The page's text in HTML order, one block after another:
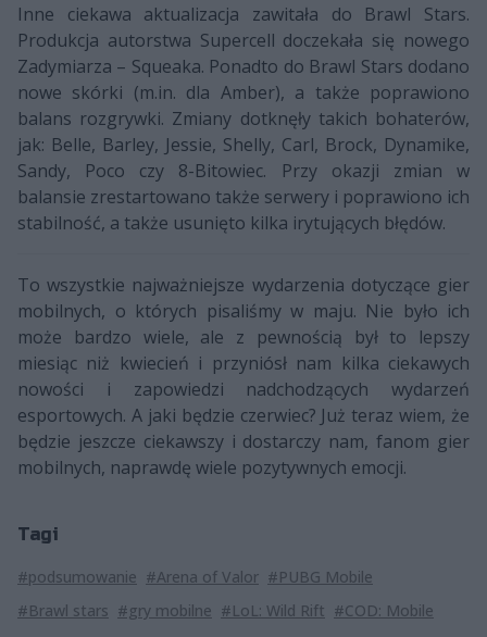
Inne ciekawa aktualizacja zawitała do Brawl Stars.
Produkcja autorstwa Supercell doczekała się nowego
Zadymiarza – Squeaka. Ponadto do Brawl Stars dodano
nowe skórki (m.in. dla Amber), a także poprawiono
balans rozgrywki. Zmiany dotknęły takich bohaterów,
jak: Belle, Barley, Jessie, Shelly, Carl, Brock, Dynamike,
Sandy, Poco czy 8-Bitowiec. Przy okazji zmian w
balansie zrestartowano także serwery i poprawiono ich
stabilność, a także usunięto kilka irytujących błędów.
To wszystkie najważniejsze wydarzenia dotyczące gier
mobilnych, o których pisaliśmy w maju. Nie było ich
może bardzo wiele, ale z pewnością był to lepszy
miesiąc niż kwiecień i przyniósł nam kilka ciekawych
nowości i zapowiedzi nadchodzących wydarzeń
esportowych. A jaki będzie czerwiec? Już teraz wiem, że
będzie jeszcze ciekawszy i dostarczy nam, fanom gier
mobilnych, naprawdę wiele pozytywnych emocji.
Tagi
#podsumowanie #Arena of Valor #PUBG Mobile
#Brawl stars #gry mobilne #LoL: Wild Rift #COD: Mobile